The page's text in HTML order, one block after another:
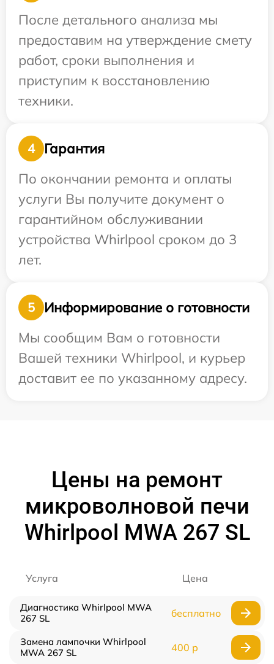
После детального анализа мы
предоставим на утверждение смету
работ, сроки выполнения и
приступим к восстановлению
техники.
4
Гарантия
По окончании ремонта и оплаты
услуги Вы получите документ о
гарантийном обслуживании
устройства Whirlpool сроком до 3
лет.
5
Информирование о готовности
Мы сообщим Вам о готовности
Вашей техники Whirlpool, и курьер
доставит ее по указанному адресу.
Цены на ремонт
микроволновой печи
Whirlpool MWA 267 SL
Услуга Цена
Диагностика Whirlpool MWA
267 SL
бесплатно
Замена лампочки Whirlpool
MWA 267 SL
400 р